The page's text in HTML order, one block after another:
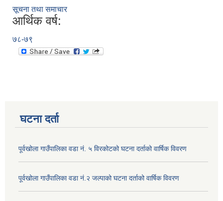
सूचना तथा समाचार
आर्थिक वर्ष:
७८-७९
घटना दर्ता
पूर्वखोला गाउँपालिका वडा नं. ५ विरकोटको घटना दर्ताको वार्षिक विवरण
पूर्वखोला गाउँपालिका वडा नं.२ जल्पाको घटना दर्ताको वार्षिक विवरण